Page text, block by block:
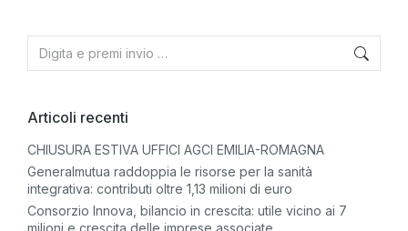
Articoli recenti
CHIUSURA ESTIVA UFFICI AGCI EMILIA-ROMAGNA
Generalmutua raddoppia le risorse per la sanità
integrativa: contributi oltre 1,13 milioni di euro
Consorzio Innova, bilancio in crescita: utile vicino ai 7
milioni e crescita delle imprese associate